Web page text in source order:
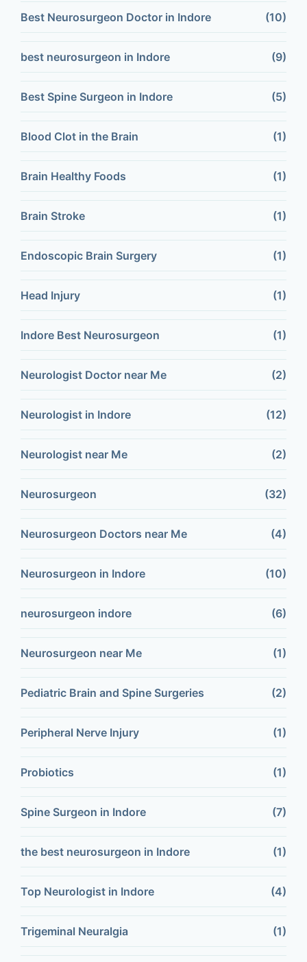
Best Neurosurgeon Doctor in Indore (10)
best neurosurgeon in Indore (9)
Best Spine Surgeon in Indore (5)
Blood Clot in the Brain (1)
Brain Healthy Foods (1)
Brain Stroke (1)
Endoscopic Brain Surgery (1)
Head Injury (1)
Indore Best Neurosurgeon (1)
Neurologist Doctor near Me (2)
Neurologist in Indore (12)
Neurologist near Me (2)
Neurosurgeon (32)
Neurosurgeon Doctors near Me (4)
Neurosurgeon in Indore (10)
neurosurgeon indore (6)
Neurosurgeon near Me (1)
Pediatric Brain and Spine Surgeries (2)
Peripheral Nerve Injury (1)
Probiotics (1)
Spine Surgeon in Indore (7)
the best neurosurgeon in Indore (1)
Top Neurologist in Indore (4)
Trigeminal Neuralgia (1)